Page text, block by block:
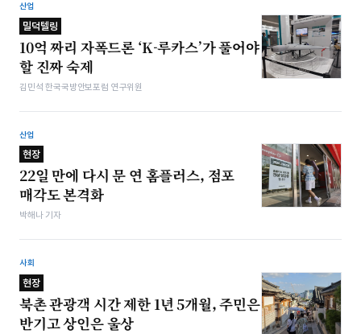
산업
밀덕텔링
10억 짜리 자폭드론 ‘K-루카스’가 풀어야
할 진짜 숙제
김민석 한국국방안보포럼 연구위원
산업
현장
22일 만에 다시 문 연 홈플러스, 점포
매각도 본격화
박해나 기자
사회
현장
북촌 관광객 시간 제한 1년 5개월, 주민은
반기고 상인은 울상